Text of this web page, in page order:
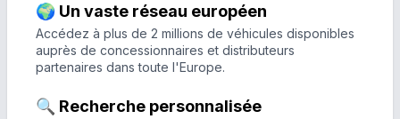
🌍 Un vaste réseau européen
Accédez à plus de 2 millions de véhicules disponibles
auprès de concessionnaires et distributeurs
partenaires dans toute l'Europe.
🔍 Recherche personnalisée